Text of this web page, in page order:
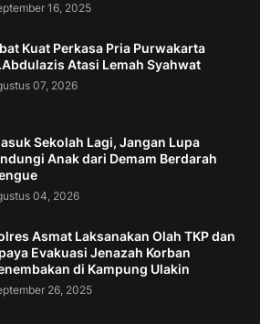
16, 2025
Kuat Perkasa Pria Purwakarta
Atasi Lemah Syahwat
07, 2026
Sekolah Lagi, Jangan Lupa
Anak dari Demam Berdarah
04, 2026
Asmat Laksanakan Olah TKP dan
Evakuasi Jenazah Korban
di Kampung Ulakin
26, 2025